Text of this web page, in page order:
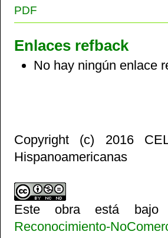
PDF
Enlaces refback
No hay ningún enlace
Copyright (c) 2016
Hispanoamericanas
Este obra está
Reconocimiento-